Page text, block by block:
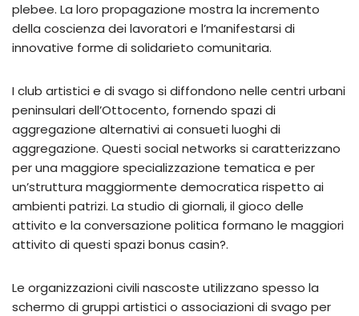
plebee. La loro propagazione mostra la incremento
della coscienza dei lavoratori e l’manifestarsi di
innovative forme di solidarieto comunitaria.
I club artistici e di svago si diffondono nelle centri urbani
peninsulari dell’Ottocento, fornendo spazi di
aggregazione alternativi ai consueti luoghi di
aggregazione. Questi social networks si caratterizzano
per una maggiore specializzazione tematica e per
un’struttura maggiormente democratica rispetto ai
ambienti patrizi. La studio di giornali, il gioco delle
attivito e la conversazione politica formano le maggiori
attivito di questi spazi bonus casin?.
Le organizzazioni civili nascoste utilizzano spesso la
schermo di gruppi artistici o associazioni di svago per